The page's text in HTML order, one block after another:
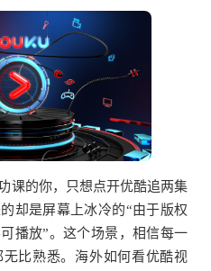
课的你，只想点开优酷追两集
却是屏幕上冰冷的“由于版权
播放”。这个场景，相信每一
比熟悉。海外如何看优酷视